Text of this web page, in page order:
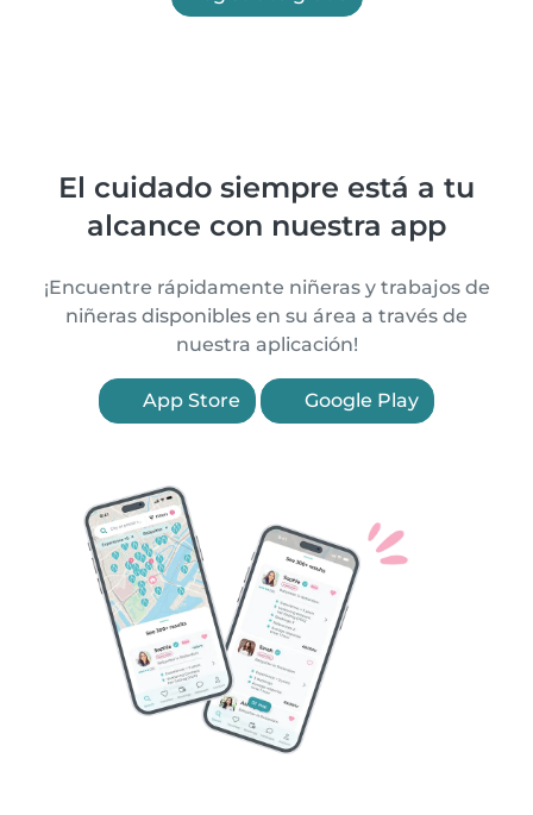
El cuidado siempre está a tu
alcance con nuestra app
¡Encuentre rápidamente niñeras y trabajos de
niñeras disponibles en su área a través de
nuestra aplicación!
App Store Google Play